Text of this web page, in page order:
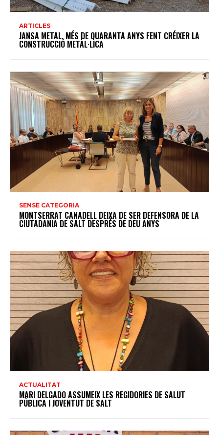
ARTICLES
JANSA METAL, MÉS DE QUARANTA ANYS FENT CRÉIXER LA
CONSTRUCCIÓ METÀL·LICA
SENSE CATEGORIA
MONTSERRAT CANADELL DEIXA DE SER DEFENSORA DE LA
CIUTADANIA DE SALT DESPRÉS DE DEU ANYS
ACTUALITAT
MARI DELGADO ASSUMEIX LES REGIDORIES DE SALUT
PÚBLICA I JOVENTUT DE SALT